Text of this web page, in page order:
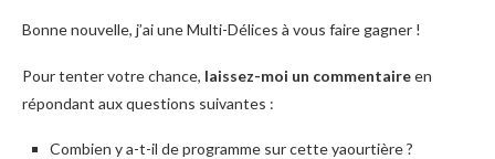
Bonne nouvelle, j’ai une Multi-Délices à vous faire gagner !
Pour tenter votre chance, laissez-moi un commentaireen
répondant aux questions suivantes :
Combien y a-t-il de programme sur cette yaourtière ?